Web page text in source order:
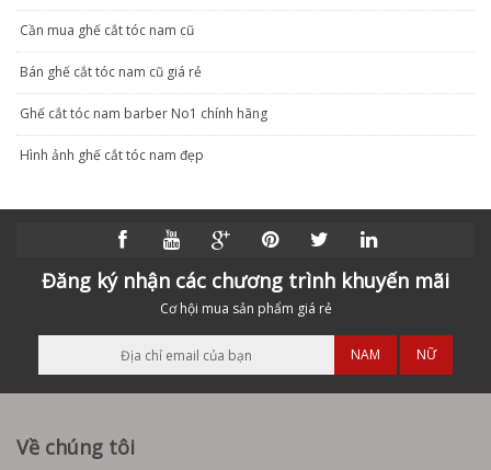
Cần mua ghế cắt tóc nam cũ
Bán ghế cắt tóc nam cũ giá rẻ
Ghế cắt tóc nam barber No1 chính hãng
Hình ảnh ghế cắt tóc nam đẹp
Đăng ký nhận các chương trình khuyến mãi
Cơ hội mua sản phẩm giá rẻ
NAM NỮ
Về chúng tôi